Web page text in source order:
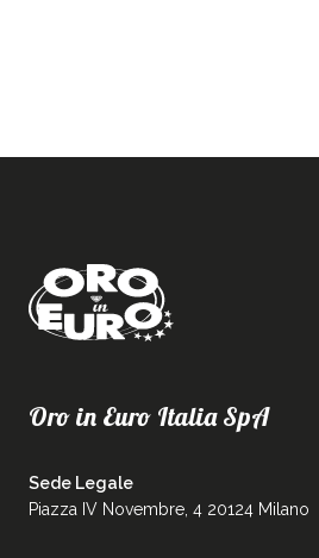
Oro in Euro Italia SpA
Sede Legale
Piazza IV Novembre, 4 20124 Milano